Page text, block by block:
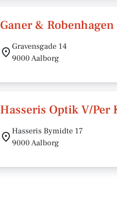
Ganer & Robenhagen
Gravensgade 14
9000 Aalborg
Hasseris Optik V/Per
Hasseris Bymidte 17
9000 Aalborg